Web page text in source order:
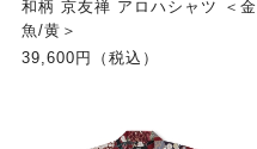
和柄 京友禅 アロハシャツ ＜金
魚/黄＞
39,600円（税込）